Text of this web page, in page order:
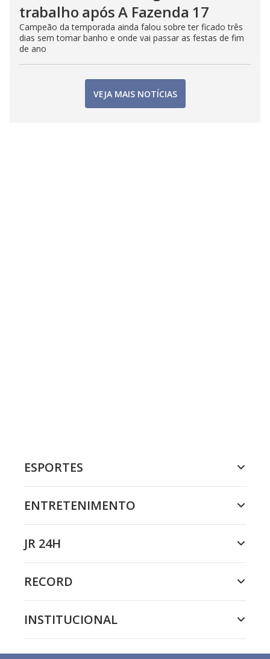
trabalho após A Fazenda 17
Campeão da temporada ainda falou sobre ter ficado três
dias sem tomar banho e onde vai passar as festas de fim
de ano
VEJA MAIS NOTÍCIAS
ESPORTES
ENTRETENIMENTO
JR 24H
RECORD
INSTITUCIONAL